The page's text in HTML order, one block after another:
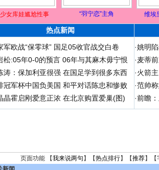
女库娃尴尬性事 “羽宁恋”主角 维埃
热点新闻
军欧战“保零球” 国足05收官战交白卷
松:05年0-0的预言 06年与其麻木毋宁恨
涛：保加利亚很强 在国足学到很多东西
冠军杯中国负美国 和平对话陈忠和惨败
晶霍启刚爱意正浓 在北京购置爱巢(图)
·姚明
·麦蒂
·火箭
·范帅
·前瞻
页面功能 【我来说两句 】【热点排行】【推荐】【